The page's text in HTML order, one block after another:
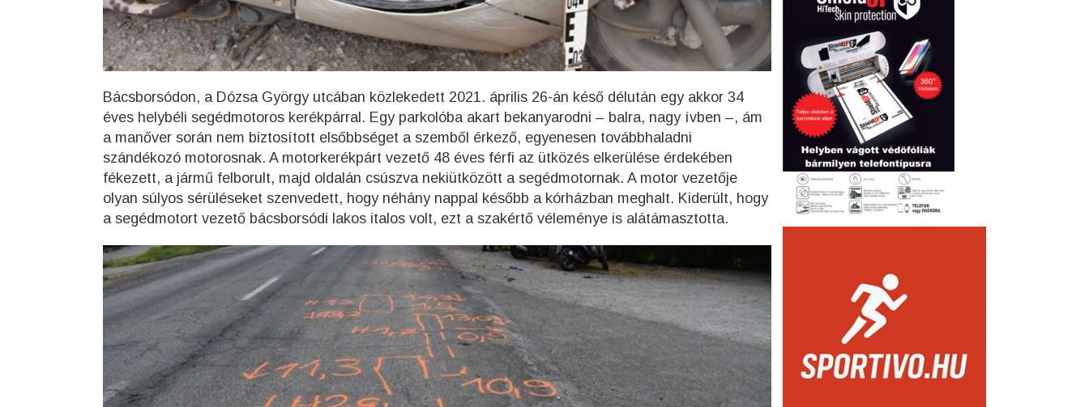
Bácsborsódon, a Dózsa György utcában közlekedett 2021. április 26-án késő délután egy akkor 34
éves helybéli segédmotoros kerékpárral. Egy parkolóba akart bekanyarodni – balra, nagy ívben –, ám
a manőver során nem biztosított elsőbbséget a szemből érkező, egyenesen továbbhaladni
szándékozó motorosnak. A motorkerékpárt vezető 48 éves férfi az ütközés elkerülése érdekében
fékezett, a jármű felborult, majd oldalán csúszva nekiütközött a segédmotornak. A motor vezetője
olyan súlyos sérüléseket szenvedett, hogy néhány nappal később a kórházban meghalt. Kiderült, hogy
a segédmotort vezető bácsborsódi lakos italos volt, ezt a szakértő véleménye is alátámasztotta.